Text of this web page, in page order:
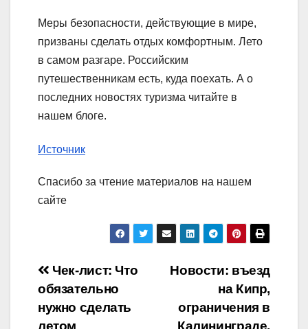
Меры безопасности, действующие в мире,
призваны сделать отдых комфортным. Лето
в самом разгаре. Российским
путешественникам есть, куда поехать. А о
последних новостях туризма читайте в
нашем блоге.
Источник
Спасибо за чтение материалов на нашем
сайте
Навигация
по
Новости: въезд
на Кипр,
ограничения в
Калининграде,
Чек-лист: Что
обязательно
нужно сделать
летом